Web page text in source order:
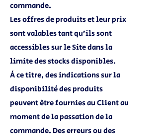
commande.
Les offres de produits et leur prix
sont valables tant qu’ils sont
accessibles sur le Site dans la
limite des stocks disponibles.
À ce titre, des indications sur la
disponibilité des produits
peuvent être fournies au Client au
moment de la passation de la
commande. Des erreurs ou des